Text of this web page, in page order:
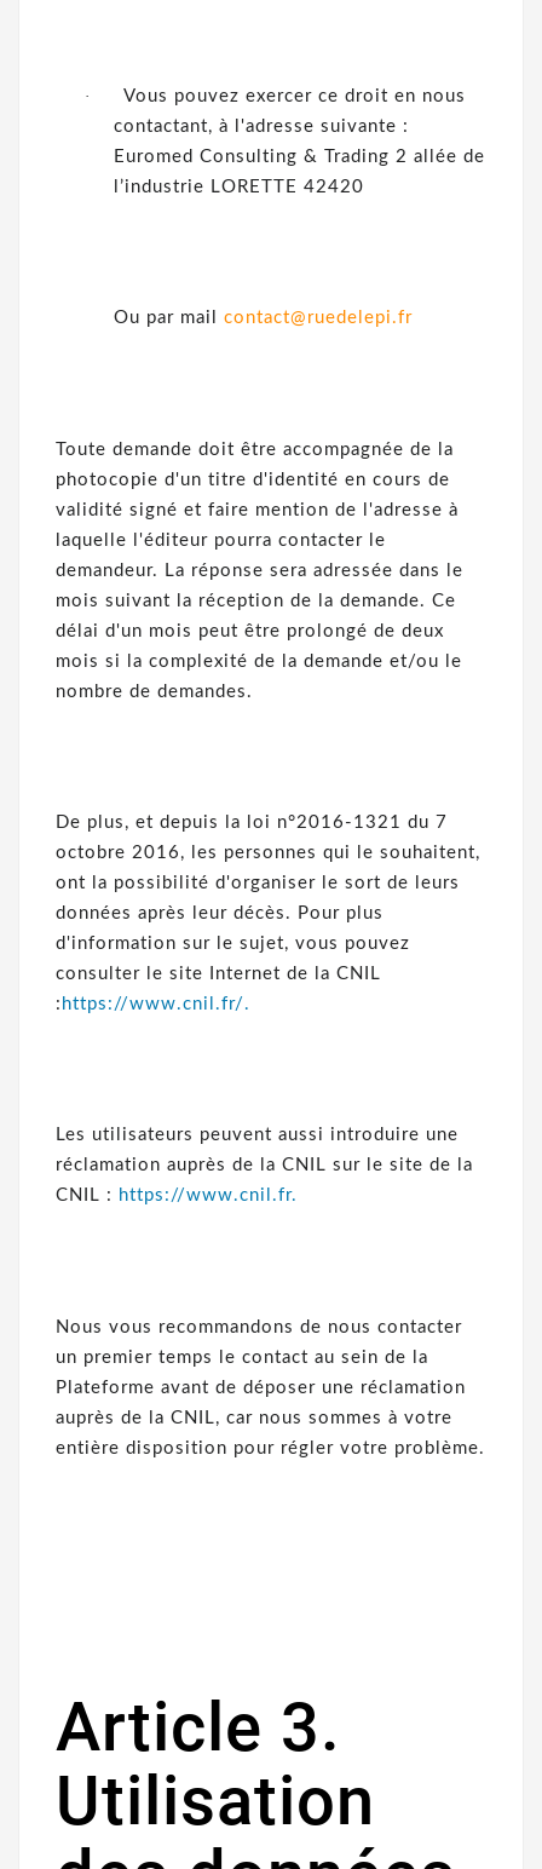
·
Vous pouvez exercer ce droit en nous
contactant, à l'adresse suivante :
Euromed Consulting & Trading 2 allée de
l’industrie LORETTE 42420
Ou par mail contact@ruedelepi.fr
Toute demande doit être accompagnée de la
photocopie d'un titre d'identité en cours de
validité signé et faire mention de l'adresse à
laquelle l'éditeur pourra contacter le
demandeur. La réponse sera adressée dans le
mois suivant la réception de la demande. Ce
délai d'un mois peut être prolongé de deux
mois si la complexité de la demande et/ou le
nombre de demandes.
De plus, et depuis la loi n°2016-1321 du 7
octobre 2016, les personnes qui le souhaitent,
ont la possibilité d'organiser le sort de leurs
données après leur décès. Pour plus
d'information sur le sujet, vous pouvez
consulter le site Internet de la CNIL
: https://www.cnil.fr/.
Les utilisateurs peuvent aussi introduire une
réclamation auprès de la CNIL sur le site de la
CNIL : https://www.cnil.fr.
Nous vous recommandons de nous contacter
un premier temps le contact au sein de la
Plateforme avant de déposer une réclamation
auprès de la CNIL, car nous sommes à votre
entière disposition pour régler votre problème.
Article 3.
Utilisation